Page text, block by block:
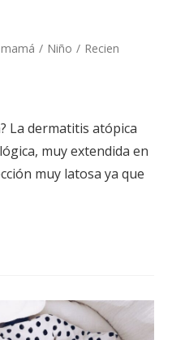
/ Niño / Recien
La dermatitis atópica
muy extendida en
muy latosa ya que